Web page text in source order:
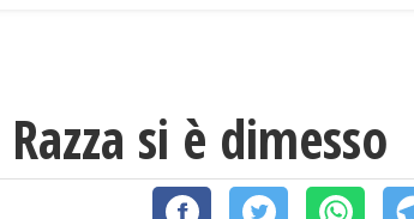
si è dimesso